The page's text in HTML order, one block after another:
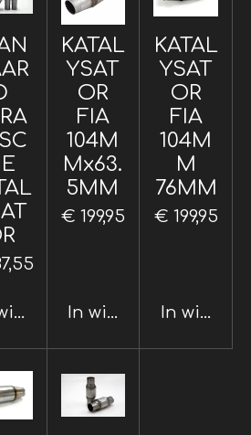
KATAL
YSAT
OR
FIA
104M
Mx63.
5MM
€ 199,95
In winkelwagen
KATAL
YSAT
OR
FIA
104M
M
76MM
€ 199,95
In